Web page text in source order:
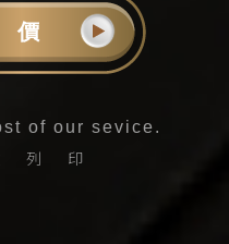
價
of our sevice.
列印